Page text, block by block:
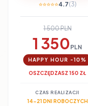
⭐⭐⭐⭐⭐4.7(3)
1 500 PLN
1 350 PLN
HAPPY HOUR -10%
OSZCZĘDZASZ 150 ZŁ
CZAS REALIZACJI
14-21 DNI ROBOCZYCH